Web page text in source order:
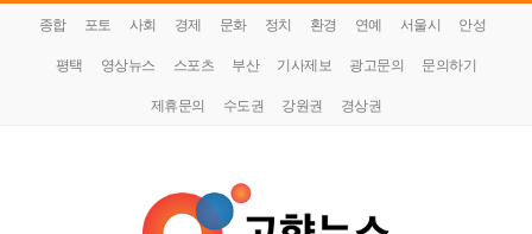
종합 포토 사회 경제 문화 정치 환경 연예 서울시
안성
평택
영상뉴스 스포츠 부산 기사제보 광고문의
문의하기
제휴문의
수도권 강원권 경상권